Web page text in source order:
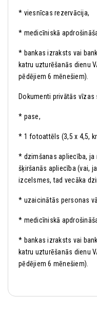
* viesnīcas rezervācija,
* medicīniskā
* bankas izraksts vai
katru uzturēšanās dienu
pēdējiem 6 mēnešiem).
Dokumenti privātās
* pase,
* 1 fotoattēls (3,5 x 4,5,
* dzimšanas apliecība, ja
šķiršanās apliecība (vai,
izcelsmes, tad vecāka
* uzaicinātās personas
* medicīniskā
* bankas izraksts vai
katru uzturēšanās dienu
pēdējiem 6 mēnešiem).